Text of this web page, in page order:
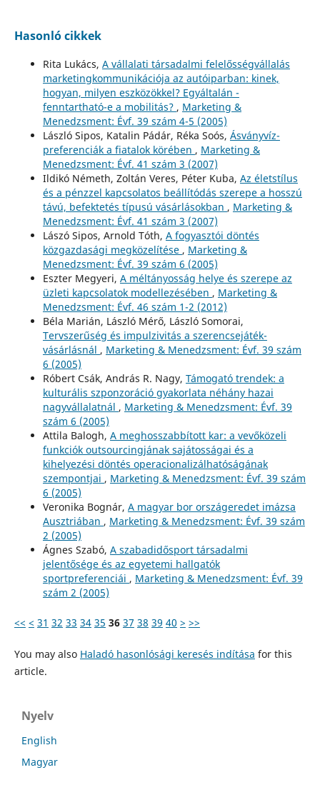
Hasonló cikkek
Rita Lukács, A vállalati társadalmi felelősségvállalás
marketingkommunikációja az autóiparban: kinek,
hogyan, milyen eszközökkel? Egyáltalán -
fenntartható-e a mobilitás? , Marketing &
Menedzsment: Évf. 39 szám 4-5 (2005)
László Sipos, Katalin Pádár, Réka Soós, Ásványvíz-
preferenciák a fiatalok körében , Marketing &
Menedzsment: Évf. 41 szám 3 (2007)
Ildikó Németh, Zoltán Veres, Péter Kuba, Az életstílus
és a pénzzel kapcsolatos beállítódás szerepe a hosszú
távú, befektetés típusú vásárlásokban , Marketing &
Menedzsment: Évf. 41 szám 3 (2007)
Lászó Sipos, Arnold Tóth, A fogyasztói döntés
közgazdasági megközelítése , Marketing &
Menedzsment: Évf. 39 szám 6 (2005)
Eszter Megyeri, A méltányosság helye és szerepe az
üzleti kapcsolatok modellezésében , Marketing &
Menedzsment: Évf. 46 szám 1-2 (2012)
Béla Marián, László Mérő, László Somorai,
Tervszerűség és impulzivitás a szerencsejáték-
vásárlásnál , Marketing & Menedzsment: Évf. 39 szám
6 (2005)
Róbert Csák, András R. Nagy, Támogató trendek: a
kulturális szponzoráció gyakorlata néhány hazai
nagyvállalatnál , Marketing & Menedzsment: Évf. 39
szám 6 (2005)
Attila Balogh, A meghosszabbított kar: a vevőközeli
funkciók outsourcingjának sajátosságai és a
kihelyezési döntés operacionalizálhatóságának
szempontjai , Marketing & Menedzsment: Évf. 39 szám
6 (2005)
Veronika Bognár, A magyar bor országeredet imázsa
Ausztriában , Marketing & Menedzsment: Évf. 39 szám
2 (2005)
Ágnes Szabó, A szabadidősport társadalmi
jelentősége és az egyetemi hallgatók
sportpreferenciái , Marketing & Menedzsment: Évf. 39
szám 2 (2005)
<< < 31 32 33 34 35 36 37 38 39 40 > >>
You may also Haladó hasonlósági keresés indítása for this
article.
Nyelv
English
Magyar